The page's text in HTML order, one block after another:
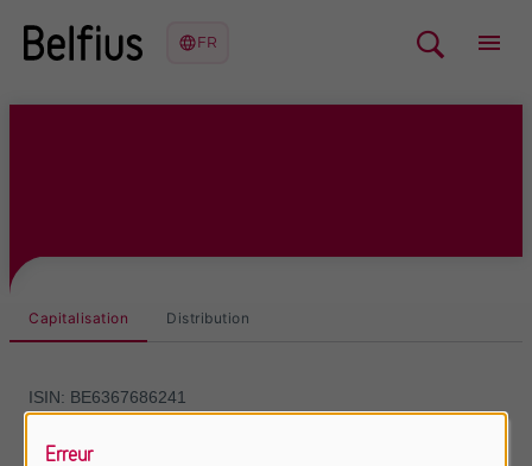
Capitalisation Distribution
Erreur